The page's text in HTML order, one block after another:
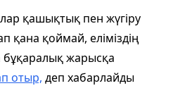
қашықтық пен жүгіру
қоймай, еліміздің
бұқаралық жарысқа
отыр, деп хабарлайды